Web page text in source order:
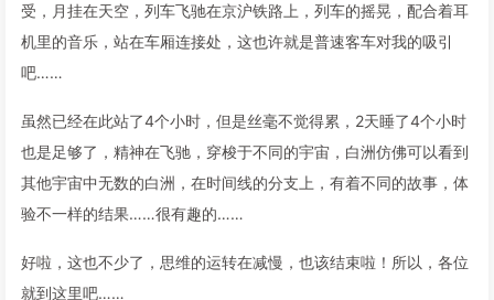
受，月挂在天空，列车飞驰在京沪铁路上，列车的摇晃，配合着耳
机里的音乐，站在车厢连接处，这也许就是普速客车对我的吸引
吧……
虽然已经在此站了4个小时，但是丝毫不觉得累，2天睡了4个小时
也是足够了，精神在飞驰，穿梭于不同的宇宙，白洲仿佛可以看到
其他宇宙中无数的白洲，在时间线的分支上，有着不同的故事，体
验不一样的结果……很有趣的……
好啦，这也不少了，思维的运转在减慢，也该结束啦！所以，各位
就到这里吧……